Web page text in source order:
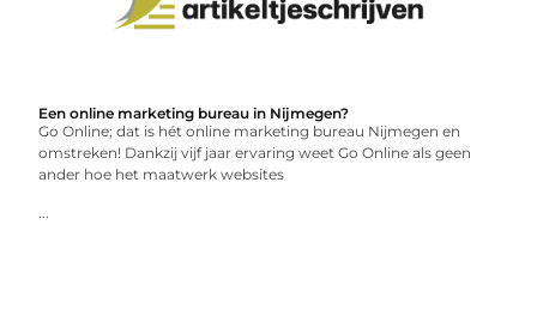
Een online marketing bureau in Nijmegen?
Go Online; dat is hét online marketing bureau Nijmegen en
omstreken! Dankzij vijf jaar ervaring weet Go Online als geen
ander hoe het maatwerk websites
...